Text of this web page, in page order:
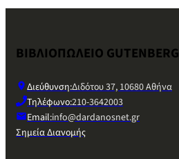
ΒΙΒΛΙΟΠΩΛΕΙΟ GUTENBERG
Διεύθυνση:Διδότου 37, 10680 Αθήνα
Τηλέφωνο:210-3642003
Email:info@dardanosnet.gr
Σημεία Διανομής